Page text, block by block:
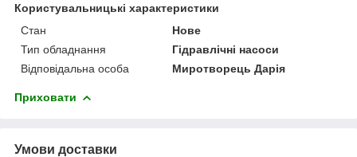
Користувальницькі характеристики
Стан
Нове
Тип обладнання
Гідравлічні насоси
Відповідальна особа
Миротворець Дарія
Приховати
Умови доставки